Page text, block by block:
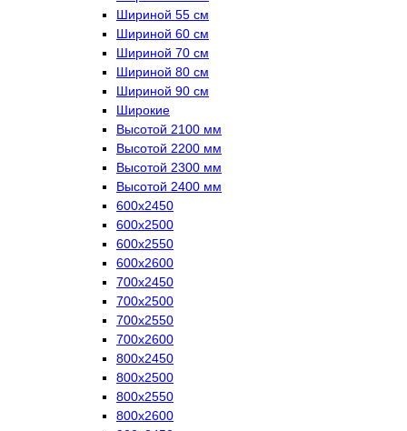
Шириной 55 см
Шириной 60 см
Шириной 70 см
Шириной 80 см
Шириной 90 см
Широкие
Высотой 2100 мм
Высотой 2200 мм
Высотой 2300 мм
Высотой 2400 мм
600х2450
600х2500
600х2550
600х2600
700х2450
700х2500
700х2550
700х2600
800х2450
800х2500
800х2550
800х2600